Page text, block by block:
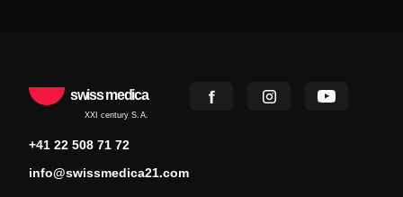
swiss medica
XXI century S.A.
+41 22 508 71 72
info@swissmedica21.com